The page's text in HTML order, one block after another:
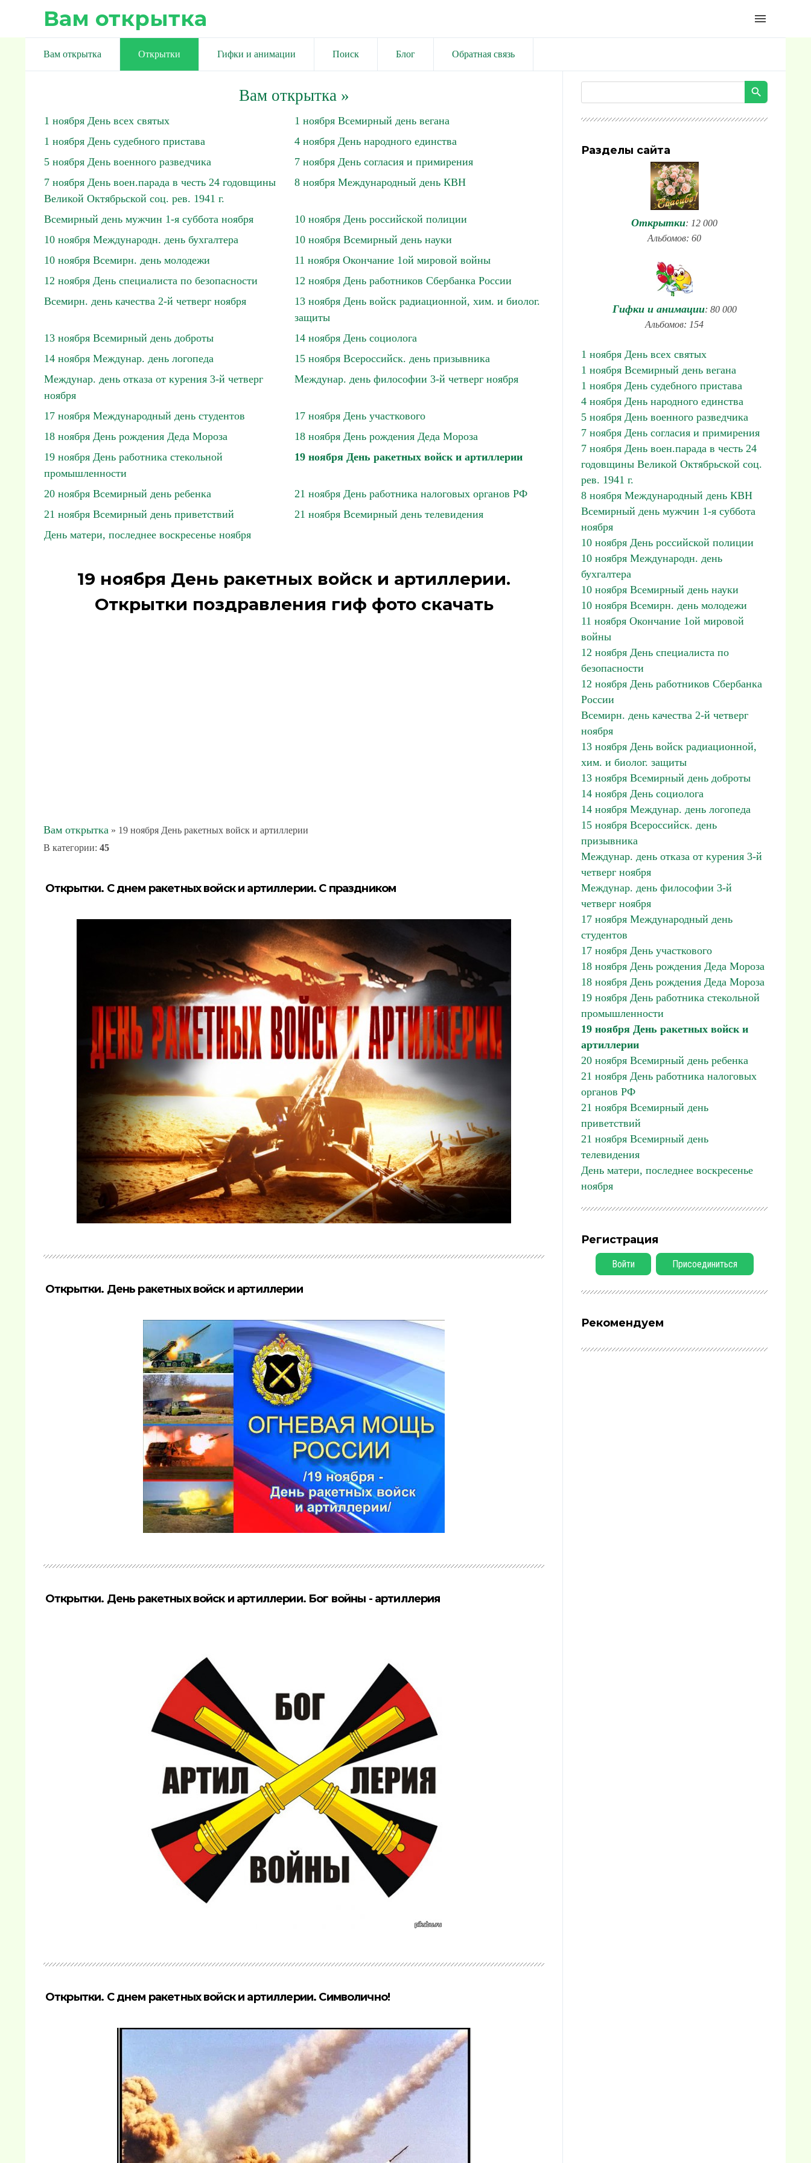
Вам открытка menu
Вам открытка Открытки Гифки и анимации Поиск Блог Обратная связь
Вам открытка»
1 ноября День всех святых
1 ноября Всемирный день вегана
1 ноября День судебного пристава
4 ноября День народного единства
5 ноября День военного разведчика
7 ноября День согласия и примирения
7 ноября День воен.парада в честь 24 годовщины
Великой Октябрьской соц. рев. 1941 г.
8 ноября Международный день КВН
Всемирный день мужчин 1-я суббота ноября
10 ноября День российской полиции
10 ноября Международн. день бухгалтера
10 ноября Всемирный день науки
10 ноября Всемирн. день молодежи
11 ноября Окончание 1ой мировой войны
12 ноября День специалиста по безопасности
12 ноября День работников Сбербанка России
Всемирн. день качества 2-й четверг ноября
13 ноября День войск радиационной, хим. и биолог.
защиты
13 ноября Всемирный день доброты
14 ноября День социолога
14 ноября Междунар. день логопеда
15 ноября Всероссийск. день призывника
Междунар. день отказа от курения 3-й четверг
ноября
Междунар. день философии 3-й четверг ноября
17 ноября Международный день студентов
17 ноября День участкового
18 ноября День рождения Деда Мороза
18 ноября День рождения Деда Мороза
19 ноября День работника стекольной
промышленности
19 ноября День ракетных войск и артиллерии
20 ноября Всемирный день ребенка
21 ноября День работника налоговых органов РФ
21 ноября Всемирный день приветствий
21 ноября Всемирный день телевидения
День матери, последнее воскресенье ноября
19 ноября День ракетных войск и артиллерии.
Открытки поздравления гиф фото скачать
Вам открытка » 19 ноября День ракетных войск и артиллерии
В категории: 45
Открытки. С днем ракетных войск и артиллерии. С праздником
Открытки. День ракетных войск и артиллерии
Открытки. День ракетных войск и артиллерии. Бог войны - артиллерия
Открытки. С днем ракетных войск и артиллерии. Символично!
Разделы сайта
Открытки: 12 000
Альбомов: 60
Гифки и анимации: 80 000
Альбомов: 154
1 ноября День всех святых
1 ноября Всемирный день вегана
1 ноября День судебного пристава
4 ноября День народного единства
5 ноября День военного разведчика
7 ноября День согласия и примирения
7 ноября День воен.парада в честь 24
годовщины Великой Октябрьской соц.
рев. 1941 г.
8 ноября Международный день КВН
Всемирный день мужчин 1-я суббота
ноября
10 ноября День российской полиции
10 ноября Международн. день
бухгалтера
10 ноября Всемирный день науки
10 ноября Всемирн. день молодежи
11 ноября Окончание 1ой мировой
войны
12 ноября День специалиста по
безопасности
12 ноября День работников Сбербанка
России
Всемирн. день качества 2-й четверг
ноября
13 ноября День войск радиационной,
хим. и биолог. защиты
13 ноября Всемирный день доброты
14 ноября День социолога
14 ноября Междунар. день логопеда
15 ноября Всероссийск. день
призывника
Междунар. день отказа от курения 3-й
четверг ноября
Междунар. день философии 3-й
четверг ноября
17 ноября Международный день
студентов
17 ноября День участкового
18 ноября День рождения Деда Мороза
18 ноября День рождения Деда Мороза
19 ноября День работника стекольной
промышленности
19 ноября День ракетных войск и
артиллерии
20 ноября Всемирный день ребенка
21 ноября День работника налоговых
органов РФ
21 ноября Всемирный день
приветствий
21 ноября Всемирный день
телевидения
День матери, последнее воскресенье
ноября
Регистрация
Войти Присоединиться
Рекомендуем